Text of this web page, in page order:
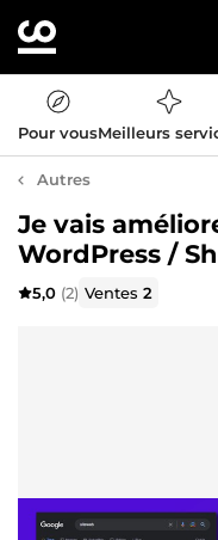
Pour vousMeilleurs
Autres
Je vais
WordPress /
5,0 (2) Ventes2